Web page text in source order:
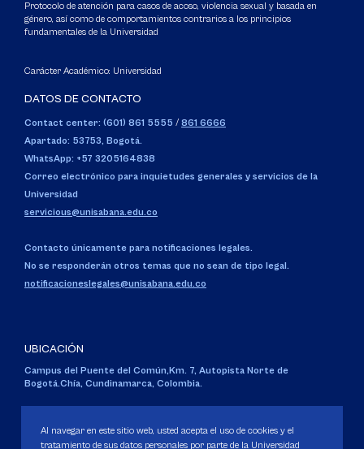
Protocolo de atención para casos de acoso, violencia sexual y basada en
género, así como de comportamientos contrarios a los principios
fundamentales de la Universidad
Carácter Académico: Universidad
DATOS DE CONTACTO
Contact center: (601) 861 5555 / 861 6666
Apartado: 53753, Bogotá.
WhatsApp: +57 3205164838
Correo electrónico para inquietudes generales y servicios de la
Universidad
servicious@unisabana.edu.co
Contacto únicamente para notificaciones legales.
No se responderán otros temas que no sean de tipo legal.
notificacioneslegales@unisabana.edu.co
UBICACIÓN
Campus del Puente del Común,Km. 7, Autopista Norte de
Bogotá.Chía, Cundinamarca, Colombia.
Personería Jurídica:Resolución 130 del 14 de enero de 1980.
Ministerio de Educación Nacional.
Al navegar en este sitio web, usted acepta el uso de cookies y el
tratamiento de sus datos personales por parte de la Universidad